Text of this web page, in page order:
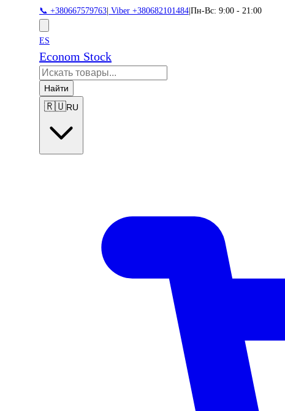
📞 +380667579763 Viber +380682101484 Пн-Вс: 9:00 - 21:00
ES
Econom Stock
Найти
🇷🇺RU